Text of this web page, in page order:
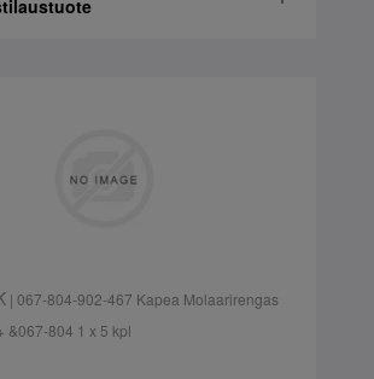
| 067-804-902-467 Kapea Molaarirengas
&067-804 1 x 5 kpl